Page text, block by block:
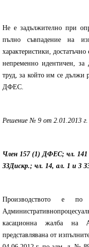
Не е задължително при
пълно съвпадение на
характеристики,
непременно идентичен, за
труд, за който им се дължи
ДФЕС.
Решение № 9 от 2.01.2013
Член 157 (1) ДФЕС; чл.
ЗЗДискр.; чл. 14, ал. 1 и 3
Производството
касационна жалба на
представлявана от